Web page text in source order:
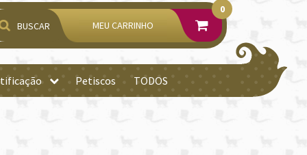
BUSCAR MEU CARRINHO
0
Petiscos TODOS